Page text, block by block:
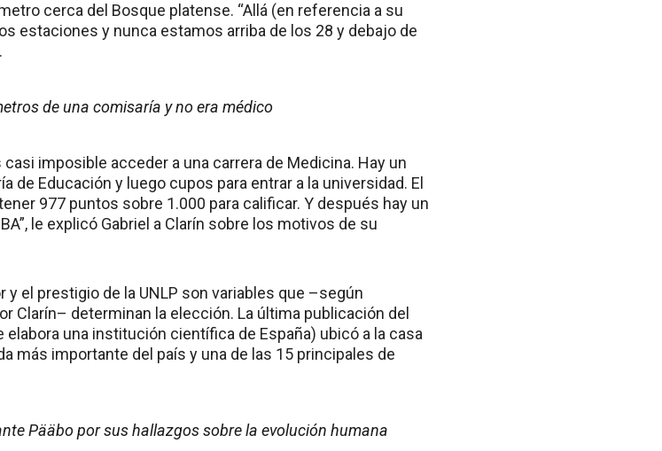
cerca del Bosque platense. “Allá (en referencia a su
estaciones y nunca estamos arriba de los 28 y debajo de
de una comisaría y no era médico
imposible acceder a una carrera de Medicina. Hay un
de Educación y luego cupos para entrar a la universidad. El
977 puntos sobre 1.000 para calificar. Y después hay un
le explicó Gabriel a Clarín sobre los motivos de su
y el prestigio de la UNLP son variables que –según
Clarín– determinan la elección. La última publicación del
elabora una institución científica de España) ubicó a la casa
más importante del país y una de las 15 principales de
Pääbo por sus hallazgos sobre la evolución humana